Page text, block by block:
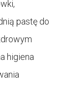
pastę do
higiena